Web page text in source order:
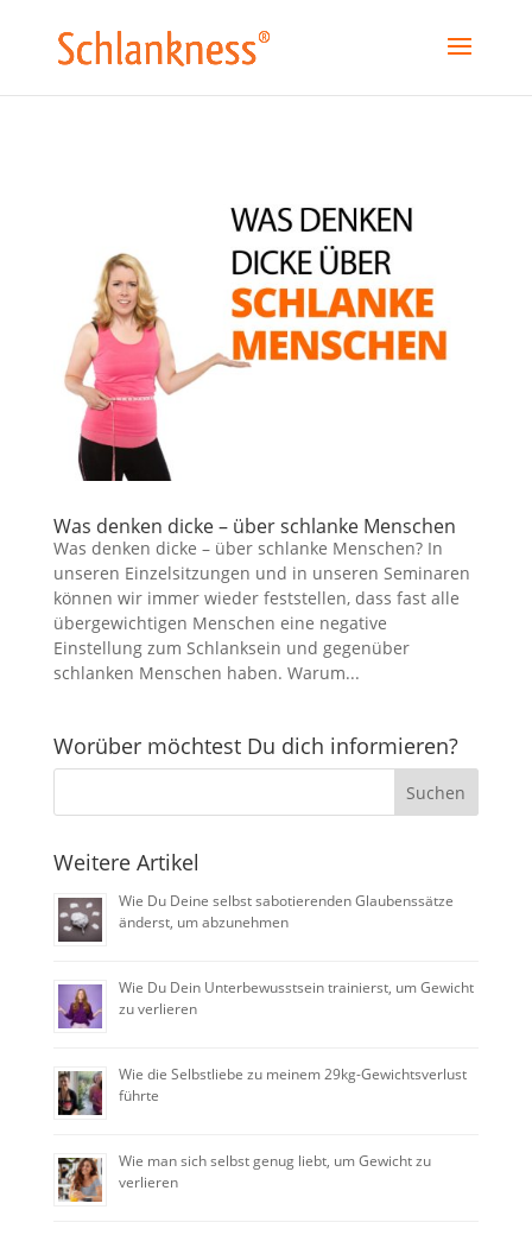
Was denken dicke – über schlanke Menschen
Was denken dicke – über schlanke Menschen? In
unseren Einzelsitzungen und in unseren Seminaren
können wir immer wieder feststellen, dass fast alle
übergewichtigen Menschen eine negative
Einstellung zum Schlanksein und gegenüber
schlanken Menschen haben. Warum...
Worüber möchtest Du dich informieren?
Weitere Artikel
Wie Du Deine selbst sabotierenden Glaubenssätze
änderst, um abzunehmen
Wie Du Dein Unterbewusstsein trainierst, um Gewicht
zu verlieren
Wie die Selbstliebe zu meinem 29kg-Gewichtsverlust
führte
Wie man sich selbst genug liebt, um Gewicht zu
verlieren